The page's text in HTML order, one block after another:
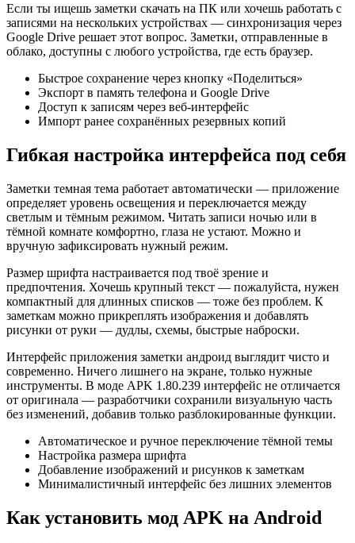
Если ты ищешь заметки скачать на ПК или хочешь работать с
записями на нескольких устройствах — синхронизация через
Google Drive решает этот вопрос. Заметки, отправленные в
облако, доступны с любого устройства, где есть браузер.
Быстрое сохранение через кнопку «Поделиться»
Экспорт в память телефона и Google Drive
Доступ к записям через веб-интерфейс
Импорт ранее сохранённых резервных копий
Гибкая настройка интерфейса под себя
Заметки темная тема работает автоматически — приложение
определяет уровень освещения и переключается между
светлым и тёмным режимом. Читать записи ночью или в
тёмной комнате комфортно, глаза не устают. Можно и
вручную зафиксировать нужный режим.
Размер шрифта настраивается под твоё зрение и
предпочтения. Хочешь крупный текст — пожалуйста, нужен
компактный для длинных списков — тоже без проблем. К
заметкам можно прикреплять изображения и добавлять
рисунки от руки — дудлы, схемы, быстрые наброски.
Интерфейс приложения заметки андроид выглядит чисто и
современно. Ничего лишнего на экране, только нужные
инструменты. В моде APK 1.80.239 интерфейс не отличается
от оригинала — разработчики сохранили визуальную часть
без изменений, добавив только разблокированные функции.
Автоматическое и ручное переключение тёмной темы
Настройка размера шрифта
Добавление изображений и рисунков к заметкам
Минималистичный интерфейс без лишних элементов
Как установить мод APK на Android